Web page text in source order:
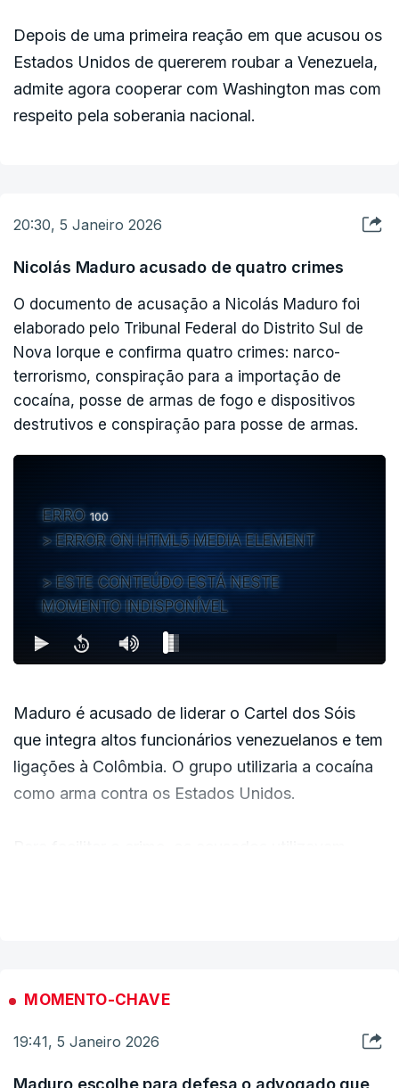
Depois de uma primeira reação em que acusou os
Estados Unidos de quererem roubar a Venezuela,
admite agora cooperar com Washington mas com
respeito pela soberania nacional.
20:30, 5 Janeiro 2026
Nicolás Maduro acusado de quatro crimes
O documento de acusação a Nicolás Maduro foi
elaborado pelo Tribunal Federal do Distrito Sul de
Nova Iorque e confirma quatro crimes: narco-
terrorismo, conspiração para a importação de
cocaína, posse de armas de fogo e dispositivos
destrutivos e conspiração para posse de armas.
ERRO100
ERROR ON HTML5 MEDIA ELEMENT
ESTE CONTEÚDO ESTÁ NESTE
MOMENTO INDISPONÍVEL
Maduro é acusado de liderar o Cartel dos Sóis
que integra altos funcionários venezuelanos e tem
ligações à Colômbia. O grupo utilizaria a cocaína
como arma contra os Estados Unidos.
MOMENTO-CHAVE
19:41, 5 Janeiro 2026
Maduro escolhe para defesa o advogado que